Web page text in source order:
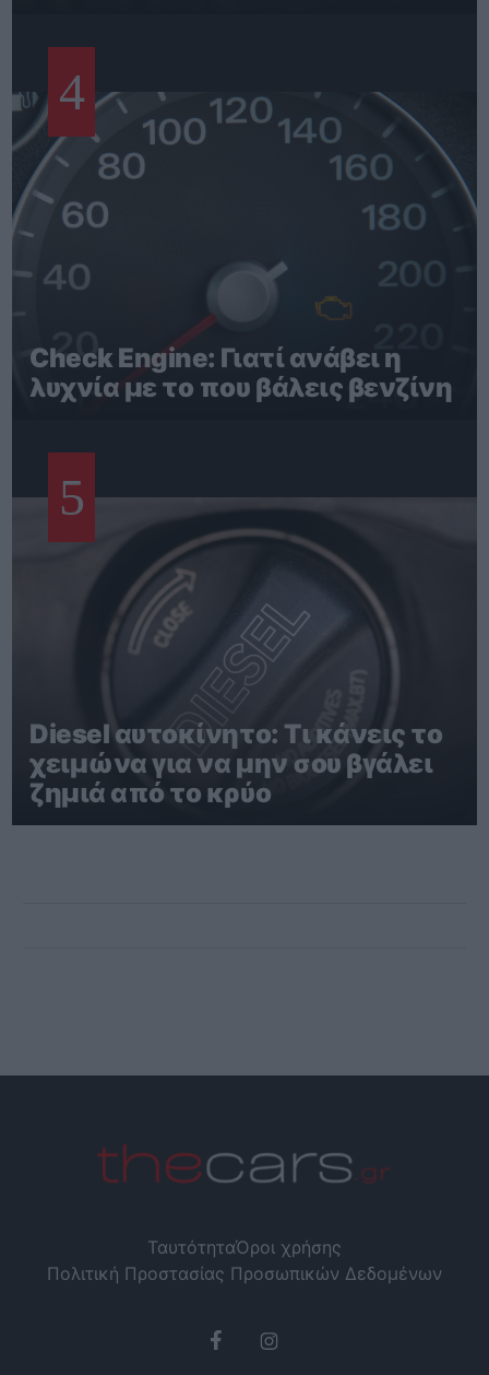
4
Check Engine: Γιατί ανάβει η
λυχνία με το που βάλεις βενζίνη
5
Diesel αυτοκίνητο: Τι κάνεις το
χειμώνα για να μην σου βγάλει
ζημιά από το κρύο
ΤαυτότηταΌροι χρήσης
Πολιτική Προστασίας Προσωπικών Δεδομένων